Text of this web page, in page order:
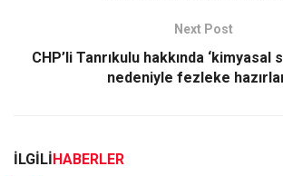
Next Post
CHP’li Tanrıkulu hakkında ‘kimyasal
nedeniyle fezleke
İLGİLİHABERLER